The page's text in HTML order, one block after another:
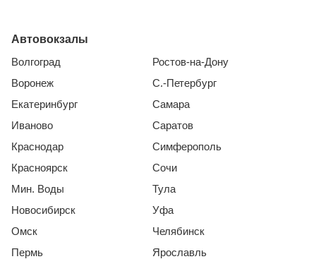
Автовокзалы
Волгоград
Воронеж
Екатеринбург
Иваново
Краснодар
Красноярск
Мин. Воды
Новосибирск
Омск
Пермь
Ростов-на-Дону
С.-Петербург
Самара
Саратов
Симферополь
Сочи
Тула
Уфа
Челябинск
Ярославль